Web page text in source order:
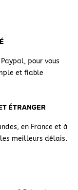
pour vous
et fiable
ÉTRANGER
en France et à
meilleurs délais.